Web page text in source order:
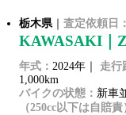
栃木県｜ 査定依頼日：
KAWASAKI｜
年式： 2024年｜ 走行
1,000km
バイクの状態： 新車
（250cc以下は自賠責